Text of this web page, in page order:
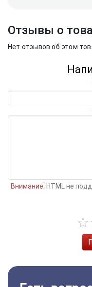
Отзывы о
Нет отзывов об этом
Внимание: HTML не